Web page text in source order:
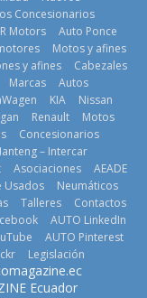
La FEDAK
recibe 12
Sinotruk
Bolden para
cubrir las rutas
de La Vuelta
31 de julio de
2026
El costo de
Concesionarios
Motors
Auto Ponce
Motos y afines
y afines
Cabezales
Marcas
Autos
KIA
Nissan
Renault
Motos
Concesionarios
– Intercar
Asociaciones
AEADE
Usados
Neumáticos
Talleres
Contactos
AUTO LinkedIn
AUTO Pinterest
Legislación
Ecuador